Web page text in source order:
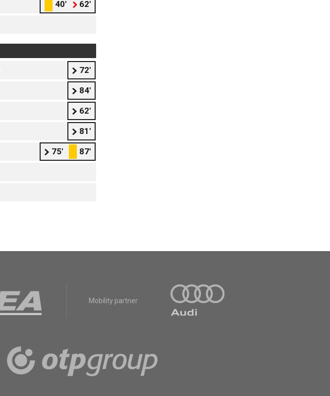
40' 62'
72'
84'
62'
81'
75' 87'
Mobility partner